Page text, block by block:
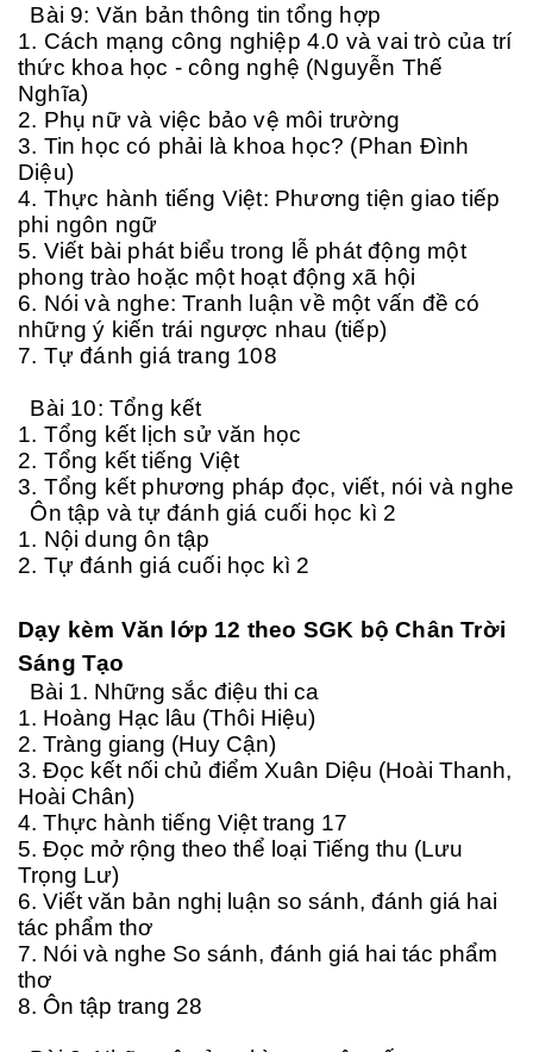
Bài 9: Văn bản thông tin tổng hợp
1. Cách mạng công nghiệp 4.0 và vai trò của trí
thức khoa học - công nghệ (Nguyễn Thế
Nghĩa)
2. Phụ nữ và việc bảo vệ môi trường
3. Tin học có phải là khoa học? (Phan Đình
Diệu)
4. Thực hành tiếng Việt: Phương tiện giao tiếp
phi ngôn ngữ
5. Viết bài phát biểu trong lễ phát động một
phong trào hoặc một hoạt động xã hội
6. Nói và nghe: Tranh luận về một vấn đề có
những ý kiến trái ngược nhau (tiếp)
7. Tự đánh giá trang 108
Bài 10: Tổng kết
1. Tổng kết lịch sử văn học
2. Tổng kết tiếng Việt
3. Tổng kết phương pháp đọc, viết, nói và nghe
Ôn tập và tự đánh giá cuối học kì 2
1. Nội dung ôn tập
2. Tự đánh giá cuối học kì 2
Dạy kèm Văn lớp 12 theo SGK bộ Chân Trời
Sáng Tạo
Bài 1. Những sắc điệu thi ca
1. Hoàng Hạc lâu (Thôi Hiệu)
2. Tràng giang (Huy Cận)
3. Đọc kết nối chủ điểm Xuân Diệu (Hoài Thanh,
Hoài Chân)
4. Thực hành tiếng Việt trang 17
5. Đọc mở rộng theo thể loại Tiếng thu (Lưu
Trọng Lư)
6. Viết văn bản nghị luận so sánh, đánh giá hai
tác phẩm thơ
7. Nói và nghe So sánh, đánh giá hai tác phẩm
thơ
8. Ôn tập trang 28